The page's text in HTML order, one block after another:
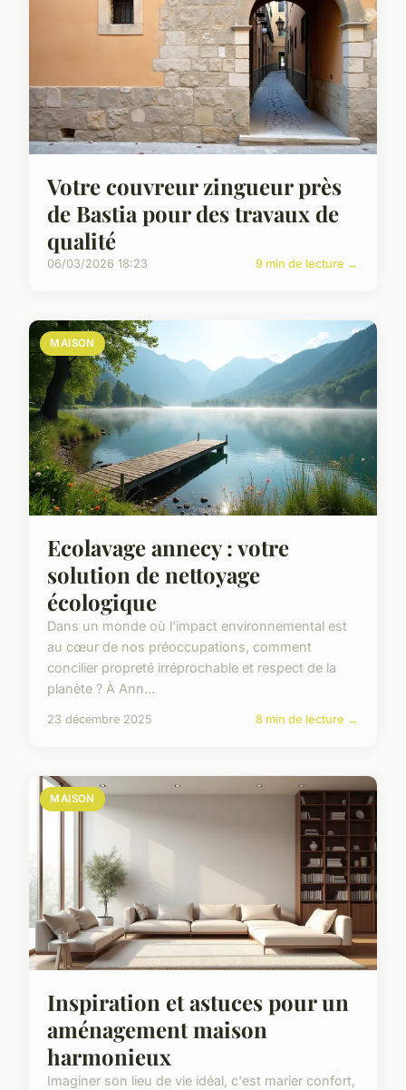
Votre couvreur zingueur près
de Bastia pour des travaux de
qualité
06/03/2026 18:23 9 min de lecture →
MAISON
Ecolavage annecy : votre
solution de nettoyage
écologique
Dans un monde où l'impact environnemental est
au cœur de nos préoccupations, comment
concilier propreté irréprochable et respect de la
planète ? À Ann...
23 décembre 2025 8 min de lecture →
MAISON
Inspiration et astuces pour un
aménagement maison
harmonieux
Imaginer son lieu de vie idéal, c'est marier confort,